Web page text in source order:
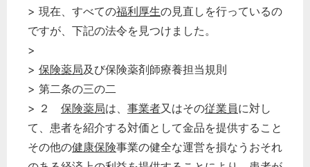
> 現在、すべての福利厚生の見直しを行っているの
ですが、下記の法令を見つけました。
>
> 保険薬局及び保険薬剤師療養担当規則
> 第二条の三の二
> ２ 保険薬局は、 事業者又はその従業員に対し
て、患者を紹介する対価として金品を提供すること
その他の健康保険事業の健全な運営を損なうおそれ